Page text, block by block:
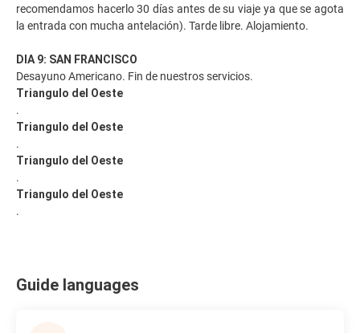
recomendamos hacerlo 30 días antes de su viaje ya que se agota
la entrada con mucha antelación). Tarde libre. Alojamiento.
DIA 9: SAN FRANCISCO
Desayuno Americano. Fin de nuestros servicios.
Triangulo del Oeste
.
Triangulo del Oeste
.
Triangulo del Oeste
.
Triangulo del Oeste
.
Guide languages